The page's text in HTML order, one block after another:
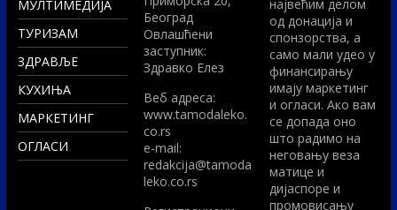
МУЛТИМЕДИЈА
ТУРИЗАМ
ЗДРАВЉЕ
КУХИЊА
МАРКЕТИНГ
ОГЛАСИ
Београд
Овлашћени
заступник:
Здравко Елез
Вeб адреса:
www.tamodaleko.
co.rs
e-mail:
redakcija@tamoda
leko.co.rs
највећим делом
од донација и
спонзорства, а
само мали удео у
финансирању
имају маркетинг
и огласи. Ако вам
се допада оно
што радимо на
неговању веза
матице и
дијаспоре и
промовисању